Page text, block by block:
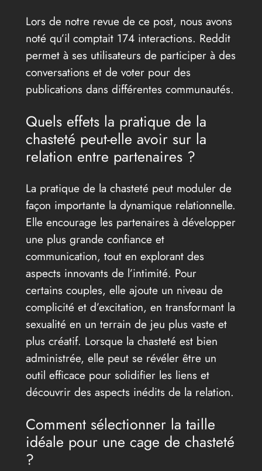
Lors de notre revue de ce post, nous avons
noté qu’il comptait 174 interactions. Reddit
permet à ses utilisateurs de participer à des
conversations et de voter pour des
publications dans différentes communautés.
Quels effets la pratique de la
chasteté peut-elle avoir sur la
relation entre partenaires ?
La pratique de la chasteté peut moduler de
façon importante la dynamique relationnelle.
Elle encourage les partenaires à développer
une plus grande confiance et
communication, tout en explorant des
aspects innovants de l’intimité. Pour
certains couples, elle ajoute un niveau de
complicité et d’excitation, en transformant la
sexualité en un terrain de jeu plus vaste et
plus créatif. Lorsque la chasteté est bien
administrée, elle peut se révéler être un
outil efficace pour solidifier les liens et
découvrir des aspects inédits de la relation.
Comment sélectionner la taille
idéale pour une cage de chasteté
?